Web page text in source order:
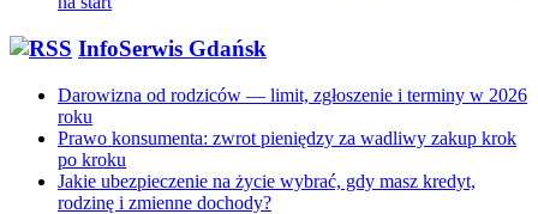
InfoSerwis Gdańsk
Darowizna od rodziców — limit, zgłoszenie i terminy w 2026
roku
Prawo konsumenta: zwrot pieniędzy za wadliwy zakup krok
po kroku
Jakie ubezpieczenie na życie wybrać, gdy masz kredyt,
rodzinę i zmienne dochody?